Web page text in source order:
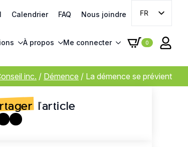
Calendrier FAQ Nous joindre
FR
EN
À propos Me connecter 0
inc. / Démence / La démence se prévient
l'article